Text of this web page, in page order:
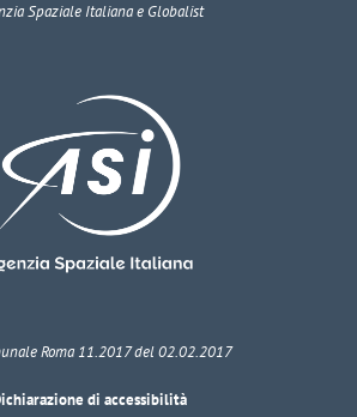
Spaziale Italiana e Globalist
Roma 11.2017 del 02.02.2017
di accessibilità